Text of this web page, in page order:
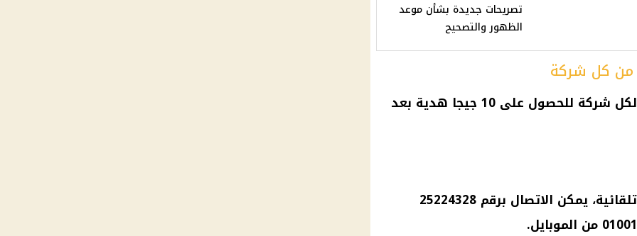
تصريحات جديدة بشأن موعد
الظهور والتصحيح
نستعرض الآن الطريقة المحددة لكل شركة للحصول على 10 جيجا هدية بعد
في حالة عدم وصول رسالة تلقائية، يمكن الاتصال برقم 25224328